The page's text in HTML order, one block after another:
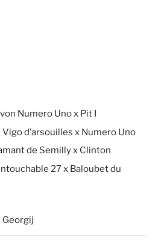
Numero Uno x Pit I
Vigo d’arsouilles x Numero Uno
de Semilly x Clinton
27 x Baloubet du
Georgij